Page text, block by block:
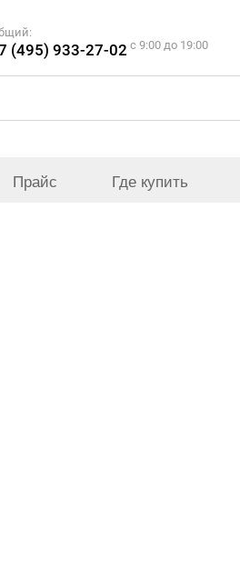
(495) 933-27-02 c 9:00 до 19:00
Прайс Где купить